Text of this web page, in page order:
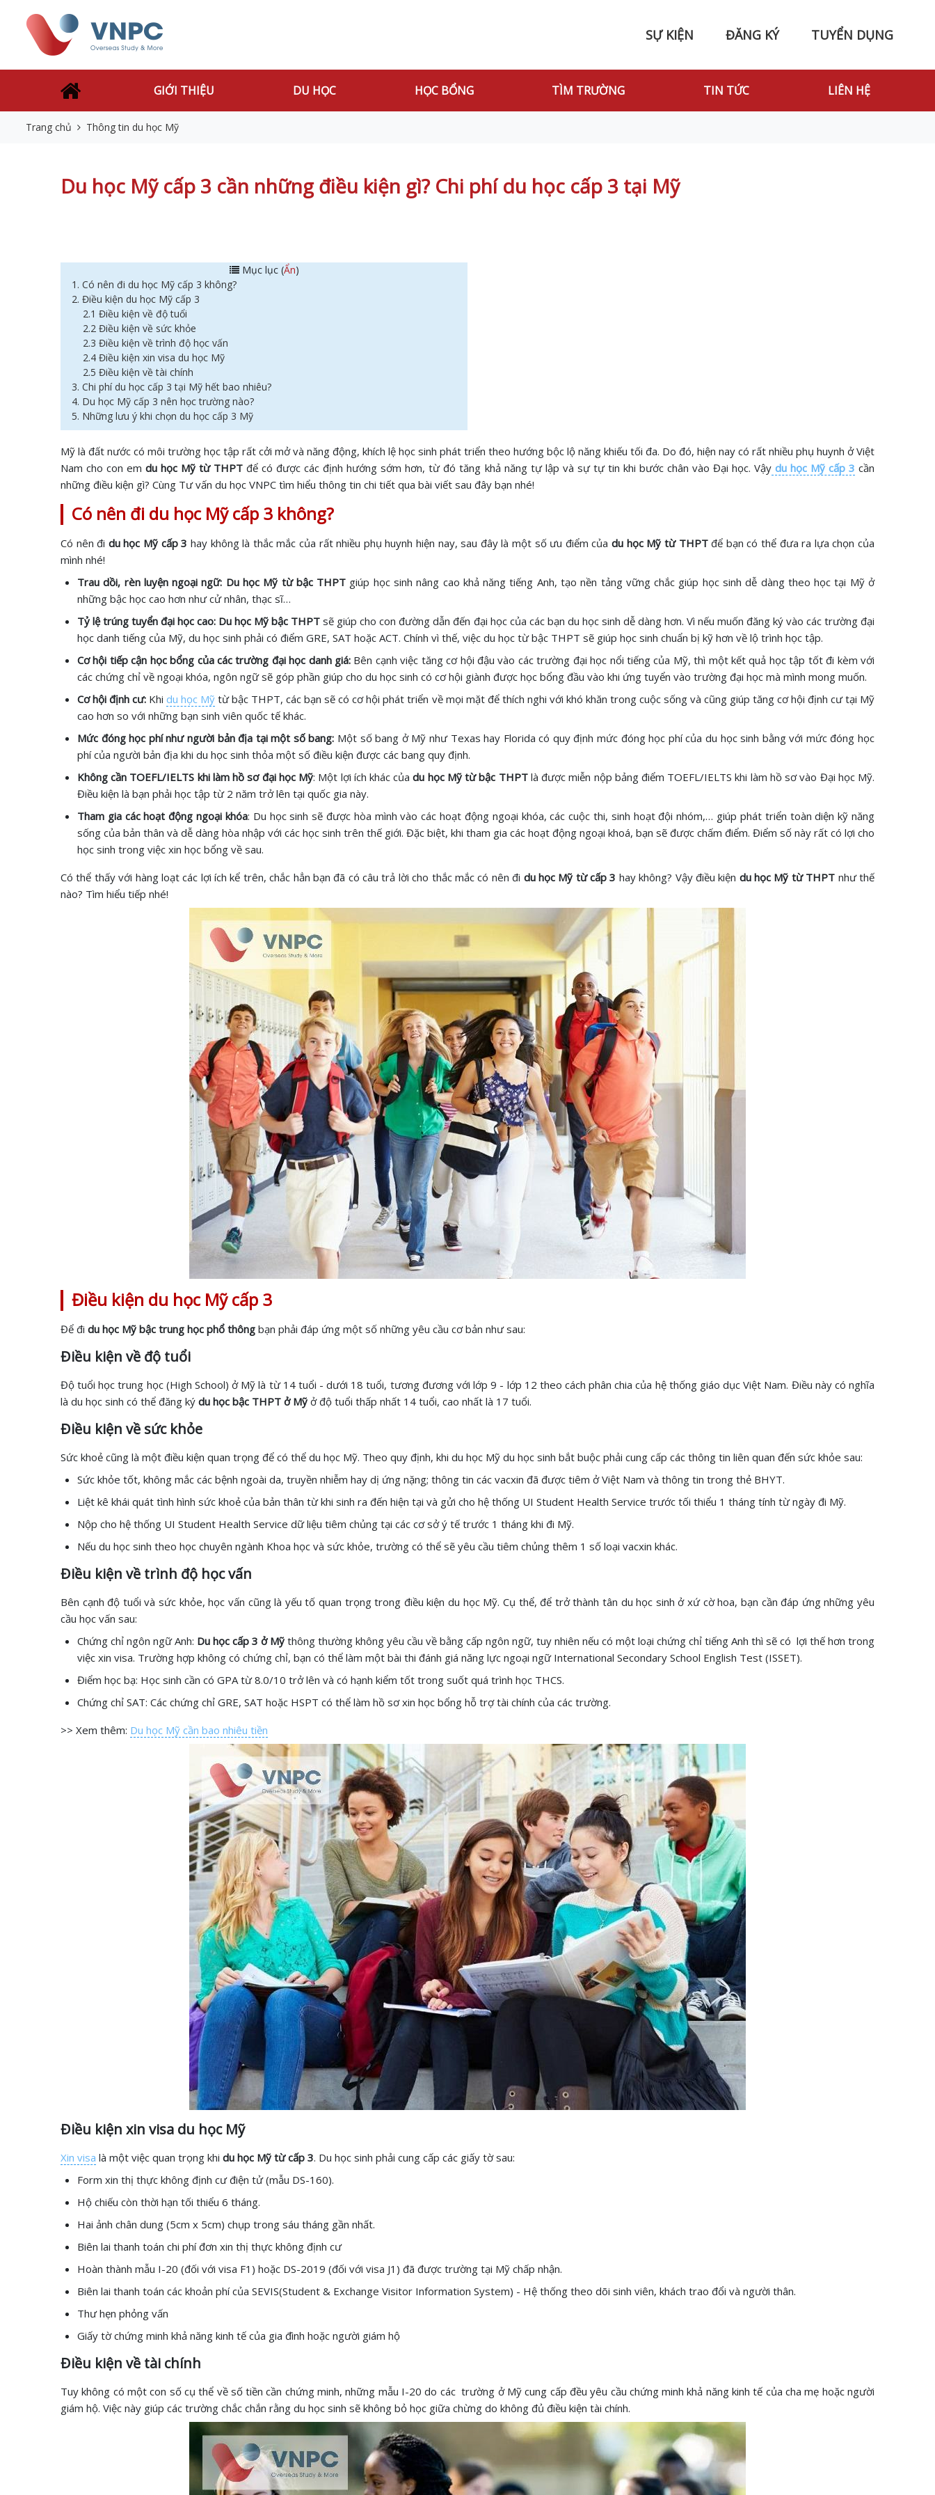
SỰ KIỆN ĐĂNG KÝ TUYỂN DỤNG
GIỚI THIỆU DU HỌC HỌC BỔNG TÌM TRƯỜNG TIN TỨC LIÊN HỆ
Trang chủ Thông tin du học Mỹ
Du học Mỹ cấp 3 cần những điều kiện gì? Chi phí du học cấp 3 tại Mỹ
Mục lục (Ẩn)
1. Có nên đi du học Mỹ cấp 3 không?
2. Điều kiện du học Mỹ cấp 3
2.1 Điều kiện về độ tuổi
2.2 Điều kiện về sức khỏe
2.3 Điều kiện về trình độ học vấn
2.4 Điều kiện xin visa du học Mỹ
2.5 Điều kiện về tài chính
3. Chi phí du học cấp 3 tại Mỹ hết bao nhiêu?
4. Du học Mỹ cấp 3 nên học trường nào?
5. Những lưu ý khi chọn du học cấp 3 Mỹ
Mỹ là đất nước có môi trường học tập rất cởi mở và năng động, khích lệ học sinh phát triển theo hướng bộc lộ năng khiếu tối đa. Do đó, hiện nay có rất nhiều phụ huynh ở Việt
Nam cho con emdu học Mỹ từ THPT để có được các định hướng sớm hơn, từ đó tăng khả năng tự lập và sự tự tin khi bước chân vào Đại học. Vậy du học Mỹ cấp 3 cần
những điều kiện gì? Cùng Tư vấn du học VNPC tìm hiểu thông tin chi tiết qua bài viết sau đây bạn nhé!
Có nên đi du học Mỹ cấp 3 không?
Có nên đi du học Mỹ cấp 3 hay không là thắc mắc của rất nhiều phụ huynh hiện nay, sau đây là một số ưu điểm củadu học Mỹ từ THPTđể bạn có thể đưa ra lựa chọn của
mình nhé!
Trau dồi, rèn luyện ngoại ngữ: Du học Mỹ từ bậc THPT giúp học sinh nâng cao khả năng tiếng Anh, tạo nền tảng vững chắc giúp học sinh dễ dàng theo học tại Mỹ ở
những bậc học cao hơn như cử nhân, thạc sĩ…
Tỷ lệ trúng tuyển đại học cao: Du học Mỹ bậc THPT sẽ giúp cho con đường dẫn đến đại học của các bạn du học sinh dễ dàng hơn. Vì nếu muốn đăng ký vào các trường đại
học danh tiếng của Mỹ, du học sinh phải có điểm GRE, SAT hoặc ACT. Chính vì thế, việc du học từ bậc THPT sẽ giúp học sinh chuẩn bị kỹ hơn về lộ trình học tập.
Cơ hội tiếp cận học bổng của các trường đại học danh giá: Bên cạnh việc tăng cơ hội đậu vào các trường đại học nổi tiếng của Mỹ, thì một kết quả học tập tốt đi kèm với
các chứng chỉ về ngoại khóa, ngôn ngữ sẽ góp phần giúp cho du học sinh có cơ hội giành được học bổng đầu vào khi ứng tuyển vào trường đại học mà mình mong muốn.
Cơ hội định cư: Khidu học Mỹ từ bậc THPT, các bạn sẽ có cơ hội phát triển về mọi mặt để thích nghi với khó khăn trong cuộc sống và cũng giúp tăng cơ hội định cư tại Mỹ
cao hơn so với những bạn sinh viên quốc tế khác.
Mức đóng học phí như người bản địa tại một số bang: Một số bang ở Mỹ như Texas hay Florida có quy định mức đóng học phí của du học sinh bằng với mức đóng học
phí của người bản địa khi du học sinh thỏa một số điều kiện được các bang quy định.
Không cần TOEFL/IELTS khi làm hồ sơ đại học Mỹ: Một lợi ích khác củadu học Mỹ từ bậc THPTlà được miễn nộp bảng điểm TOEFL/IELTS khi làm hồ sơ vào Đại học Mỹ.
Điều kiện là bạn phải học tập từ 2 năm trở lên tại quốc gia này.
Tham gia các hoạt động ngoại khóa: Du học sinh sẽ được hòa mình vào các hoạt động ngoại khóa, các cuộc thi, sinh hoạt đội nhóm,… giúp phát triển toàn diện kỹ năng
sống của bản thân và dễ dàng hòa nhập với các học sinh trên thế giới. Đặc biệt, khi tham gia các hoạt động ngoại khoá, bạn sẽ được chấm điểm. Điểm số này rất có lợi cho
học sinh trong việc xin học bổng về sau.
Có thể thấy với hàng loạt các lợi ích kể trên, chắc hẳn bạn đã có câu trả lời cho thắc mắc có nên đi du học Mỹ từ cấp 3 hay không? Vậy điều kiện du học Mỹ từ THPT như thế
nào? Tìm hiểu tiếp nhé!
Điều kiện du học Mỹ cấp 3
Để đi du học Mỹ bậc trung học phổ thông bạn phải đáp ứng một số những yêu cầu cơ bản như sau:
Điều kiện về độ tuổi
Độ tuổi học trung học (High School) ở Mỹ là từ 14 tuổi - dưới 18 tuổi, tương đương với lớp 9 - lớp 12 theo cách phân chia của hệ thống giáo dục Việt Nam. Điều này có nghĩa
là du học sinh có thể đăng ký du học bậc THPT ở Mỹ ở độ tuổi thấp nhất 14 tuổi, cao nhất là 17 tuổi.
Điều kiện về sức khỏe
Sức khoẻ cũng là một điều kiện quan trọng để có thể du học Mỹ. Theo quy định, khi du học Mỹ du học sinh bắt buộc phải cung cấp các thông tin liên quan đến sức khỏe sau:
Sức khỏe tốt, không mắc các bệnh ngoài da, truyền nhiễm hay dị ứng nặng; thông tin các vacxin đã được tiêm ở Việt Nam và thông tin trong thẻ BHYT.
Liệt kê khái quát tình hình sức khoẻ của bản thân từ khi sinh ra đến hiện tại và gửi cho hệ thống UI Student Health Service trước tối thiểu 1 tháng tính từ ngày đi Mỹ.
Nộp cho hệ thống UI Student Health Service dữ liệu tiêm chủng tại các cơ sở ý tế trước 1 tháng khi đi Mỹ.
Nếu du học sinh theo học chuyên ngành Khoa học và sức khỏe, trường có thể sẽ yêu cầu tiêm chủng thêm 1 số loại vacxin khác.
Điều kiện về trình độ học vấn
Bên cạnh độ tuổi và sức khỏe, học vấn cũng là yếu tố quan trọng trong điều kiện du học Mỹ. Cụ thể, để trở thành tân du học sinh ở xứ cờ hoa, bạn cần đáp ứng những yêu
cầu học vấn sau:
Chứng chỉ ngôn ngữ Anh: Du học cấp 3 ở Mỹ thông thường không yêu cầu về bằng cấp ngôn ngữ, tuy nhiên nếu có một loại chứng chỉ tiếng Anh thì sẽ có lợi thế hơn trong
việc xin visa. Trường hợp không có chứng chỉ, bạn có thể làm một bài thi đánh giá năng lực ngoại ngữ International Secondary School English Test (ISSET).
Điểm học bạ: Học sinh cần có GPA từ 8.0/10 trở lên và có hạnh kiểm tốt trong suốt quá trình học THCS.
Chứng chỉ SAT: Các chứng chỉ GRE, SAT hoặc HSPT có thể làm hồ sơ xin học bổng hỗ trợ tài chính của các trường.
>> Xem thêm: Du học Mỹ cần bao nhiêu tiền
Điều kiện xin visa du học Mỹ
Xin visa là một việc quan trọng khi du học Mỹ từ cấp 3. Du học sinh phải cung cấp các giấy tờ sau:
Form xin thị thực không định cư điện tử (mẫu DS-160).
Hộ chiếu còn thời hạn tối thiểu 6 tháng.
Hai ảnh chân dung (5cm x 5cm) chụp trong sáu tháng gần nhất.
Biên lai thanh toán chi phí đơn xin thị thực không định cư
Hoàn thành mẫu I-20 (đối với visa F1) hoặc DS-2019 (đối với visa J1) đã được trường tại Mỹ chấp nhận.
Biên lai thanh toán các khoản phí của SEVIS(Student & Exchange Visitor Information System) - Hệ thống theo dõi sinh viên, khách trao đổi và người thân.
Thư hẹn phỏng vấn
Giấy tờ chứng minh khả năng kinh tế của gia đình hoặc người giám hộ
Điều kiện về tài chính
Tuy không có một con số cụ thể về số tiền cần chứng minh, những mẫu I-20 do các trường ở Mỹ cung cấp đều yêu cầu chứng minh khả năng kinh tế của cha mẹ hoặc người
giám hộ. Việc này giúp các trường chắc chắn rằng du học sinh sẽ không bỏ học giữa chừng do không đủ điều kiện tài chính.